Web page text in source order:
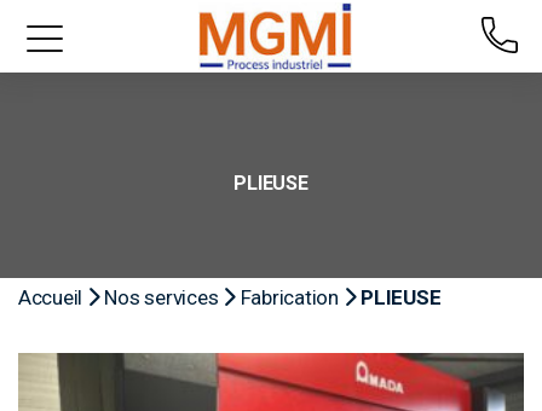
PLIEUSE
Accueil Nos services Fabrication PLIEUSE